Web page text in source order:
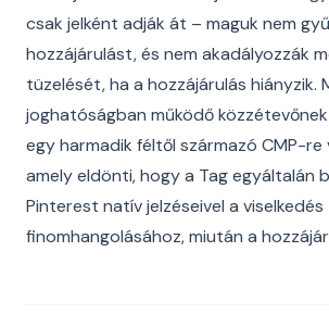
csak jelként adják át – maguk nem
hozzájárulást, és nem akadályozzák
tüzelését, ha a hozzájárulás hiányzik.
joghatóságban működő
egy harmadik féltől származó CMP-re
amely eldönti, hogy a Tag egyáltalán
Pinterest natív jelzéseivel a viselkedés
finomhangolásához, miután a